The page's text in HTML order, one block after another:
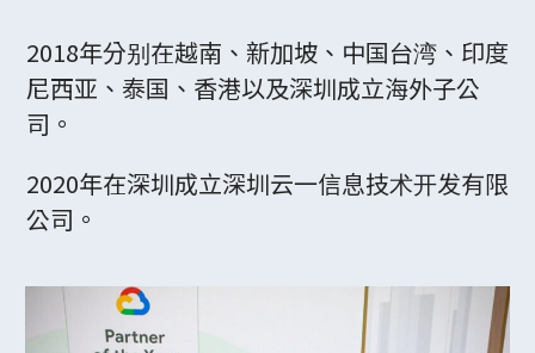
2018年分别在越南、新加坡、中国台湾、印度
尼西亚、泰国、香港以及深圳成立海外子公
司。
2020年在深圳成立深圳云一信息技术开发有限
公司。